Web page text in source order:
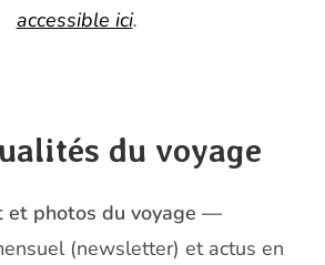
accessible ici.
du voyage
et photos du voyage —
(newsletter) et actus en